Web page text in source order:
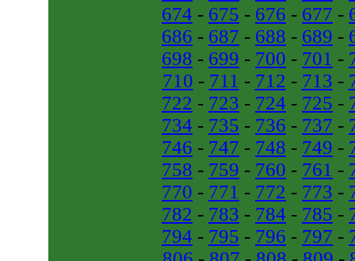
674 - 675 - 676 - 677 -
686 - 687 - 688 - 689 -
698 - 699 - 700 - 701 -
710 - 711 - 712 - 713 -
722 - 723 - 724 - 725 -
734 - 735 - 736 - 737 -
746 - 747 - 748 - 749 -
758 - 759 - 760 - 761 -
770 - 771 - 772 - 773 -
782 - 783 - 784 - 785 -
794 - 795 - 796 - 797 -